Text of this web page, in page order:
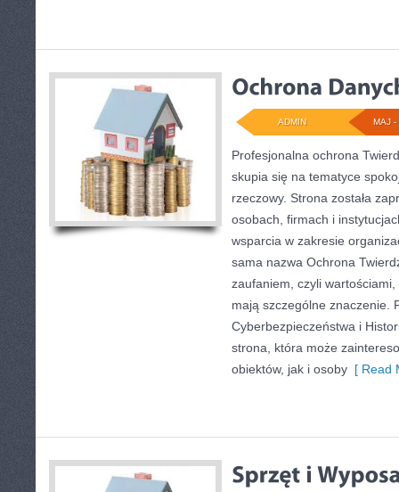
MAJ -
ADMIN
Profesjonalna ochrona
skupia się na tematyce
rzeczowy. Strona została
osobach, firmach i
wsparcia w zakresie
sama nazwa Ochrona
zaufaniem, czyli
mają szczególne znaczenie.
Cyberbezpieczeństwa i
strona, która może
obiektów, jak i osoby [ Read